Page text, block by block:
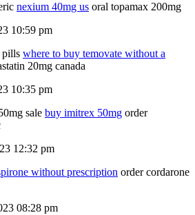
nexium 40mg us oral topamax 200mg
10:59 pm
pills where to buy temovate without a
20mg canada
10:35 pm
sale buy imitrex 50mg order
12:32 pm
without prescription order cordarone
08:28 pm